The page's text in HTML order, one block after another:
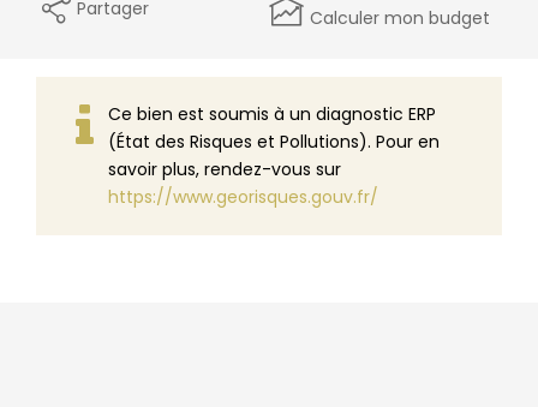
Partager
Calculer mon budget
Ce bien est soumis à un diagnostic ERP
(État des Risques et Pollutions). Pour en
savoir plus, rendez-vous sur
https://www.georisques.gouv.fr/